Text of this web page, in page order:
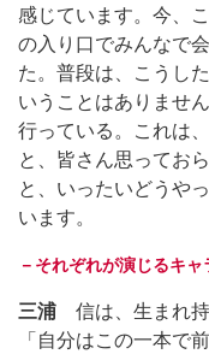
感じています。今、
の入り口でみんなで
た。普段は、こうし
いうことはありませ
行っている。これは
と、皆さん思ってお
と、いったいどうや
います。
－それぞれが演じるキ
三浦 信は、生まれ持
「自分はこの一本で